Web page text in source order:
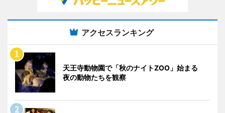
アクセスランキング
天王寺動物園で「秋のナイトZOO」始まる
夜の動物たちを観察